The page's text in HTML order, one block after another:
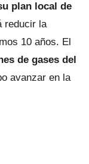
plan local de
reducir la
10 años. El
de gases del
avanzar en la